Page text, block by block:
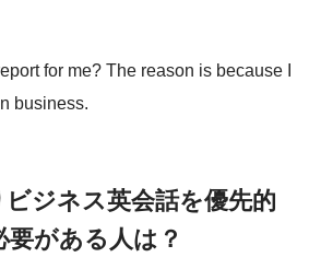
for me? The reason is because I
business.
ビジネス英会話を優先的
がある人は？